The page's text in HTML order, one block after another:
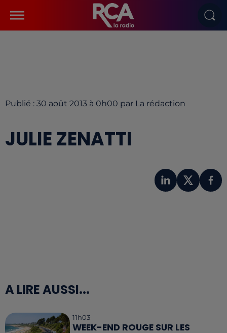
Publié : 30 août 2013 à 0h00 par La rédaction
JULIE ZENATTI
A LIRE AUSSI...
11h03
WEEK-END ROUGE SUR LES